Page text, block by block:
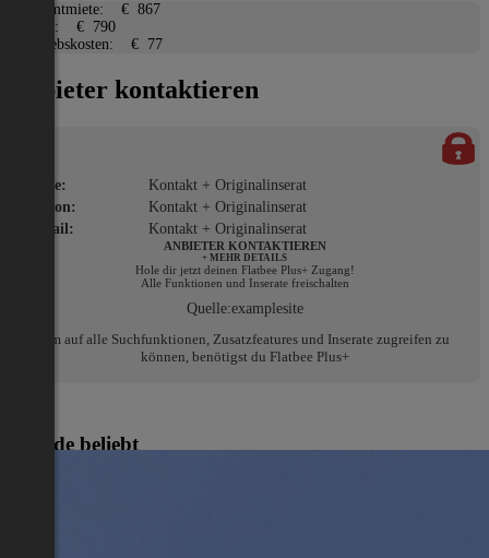
Gesamtmiete:
€ 867
Miete:
€ 790
Betriebskosten:
€ 77
Anbieter kontaktieren
Name:
Kontakt + Originalinserat
Telefon:
Kontakt + Originalinserat
E-Mail:
Kontakt + Originalinserat
ANBIETER KONTAKTIEREN
+ MEHR DETAILS
Hole dir jetzt deinen Flatbee Plus+ Zugang!
Alle Funktionen und Inserate freischalten
Quelle:examplesite
Um auf alle Suchfunktionen, Zusatzfeatures und Inserate zugreifen zu
können, benötigst du Flatbee Plus+
Gerade beliebt